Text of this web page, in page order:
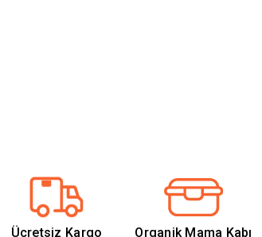
Ücretsiz Kargo Organik Mama Kabı